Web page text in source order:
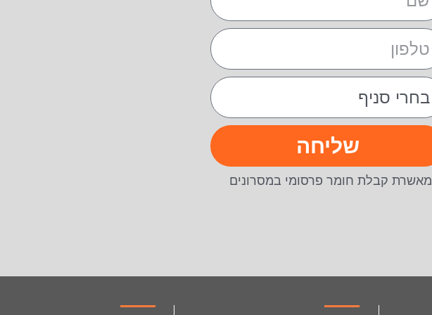
מאשרת קבלת חומר פרסומי במסרונים
שליחה